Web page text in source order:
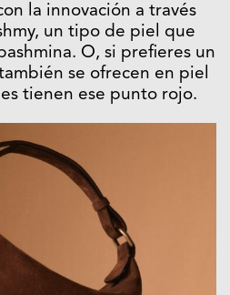
la innovación a través
un tipo de piel que
O, si prefieres un
se ofrecen en piel
tienen ese punto rojo.